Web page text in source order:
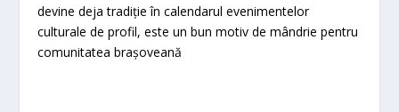
devine deja tradiție în calendarul evenimentelor
culturale de profil, este un bun motiv de mândrie pentru
comunitatea brașoveană